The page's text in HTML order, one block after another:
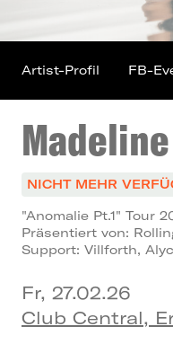
NICHT MEHR
"Anomalie Pt.1" Tour
Präsentiert von:
Support: Villforth,
Fr, 27.02.26
Club Central,
Artist-Profil FB-